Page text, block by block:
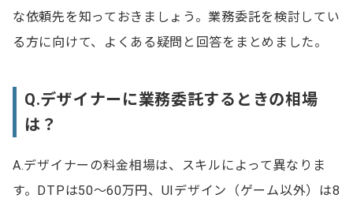
な依頼先を知っておきましょう。業務委託を検討してい
る方に向けて、よくある疑問と回答をまとめました。
Q.デザイナーに業務委託するときの相場
は？
A.デザイナーの料金相場は、スキルによって異なりま
す。DTPは50～60万円、UIデザイン（ゲーム以外）は8